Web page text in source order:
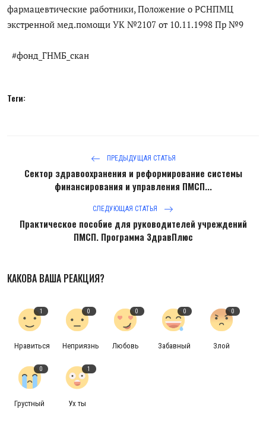
Фотогалерея
ВАК
Проблемы Арала
Антикоррупция
Русский
фармацевтические работники, Положение о РСНПМЦ
экстренной мед.помощи УК №2107 от 10.11.1998 Пр №9
#фонд_ГНМБ_скан
Теги:
ПРЕДЫДУЩАЯ СТАТЬЯ
Сектор здравоохранения и реформирование системы
финансирования и управления ПМСП...
СЛЕДУЮЩАЯ СТАТЬЯ
Практическое пособие для руководителей учреждений
ПМСП. Программа ЗдравПлюс
КАКОВА ВАША РЕАКЦИЯ?
1
Нравиться
0
Неприязнь
0
Любовь
0
Забавный
0
Злой
0
Грустный
1
Ух ты